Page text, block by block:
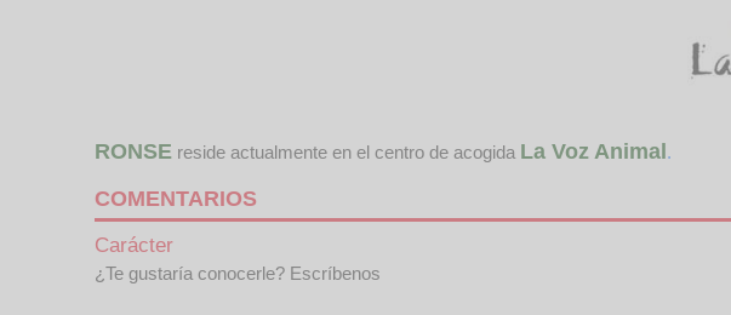
RONSE reside actualmente en el centro de acogida La Voz Animal.
COMENTARIOS
Carácter
¿Te gustaría conocerle? Escríbenos